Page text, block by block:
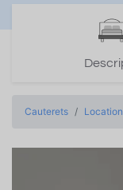
Cauterets